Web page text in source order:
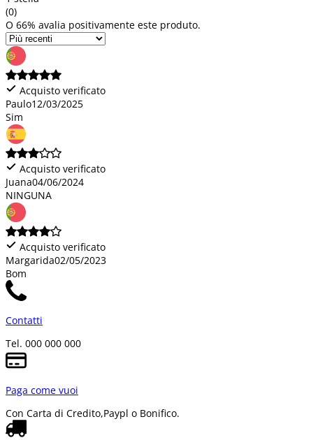
(0)
O 66% avalia positivamente este produto.
Acquisto verificato
Paulo12/03/2025
Sim
Acquisto verificato
Juana04/06/2024
NINGUNA
Acquisto verificato
Margarida02/05/2023
Bom
Contatti
Tel. 000 000 000
Paga come vuoi
Con Carta di Credito,Paypl o Bonifico.